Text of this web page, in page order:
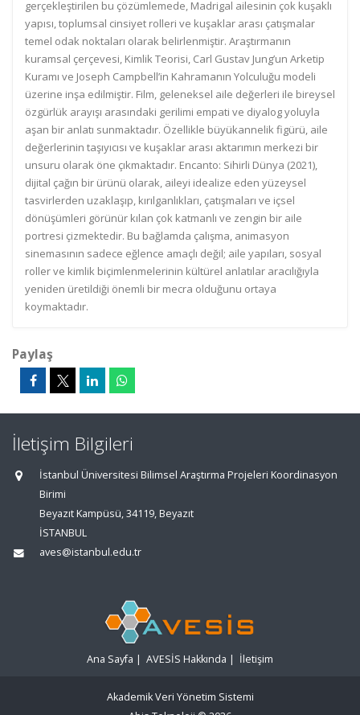
gerçekleştirilen bu çözümlemede, Madrigal ailesinin çok kuşaklı
yapısı, toplumsal cinsiyet rolleri ve kuşaklar arası çatışmalar
temel odak noktaları olarak belirlenmiştir. Araştırmanın
kuramsal çerçevesi, Kimlik Teorisi, Carl Gustav Jung’un Arketip
Kuramı ve Joseph Campbell’in Kahramanın Yolculuğu modeli
üzerine inşa edilmiştir. Film, geleneksel aile değerleri ile bireysel
özgürlük arayışı arasındaki gerilimi empati ve diyalog yoluyla
aşan bir anlatı sunmaktadır. Özellikle büyükannelik figürü, aile
değerlerinin taşıyıcısı ve kuşaklar arası aktarımın merkezi bir
unsuru olarak öne çıkmaktadır. Encanto: Sihirli Dünya (2021),
dijital çağın bir ürünü olarak, aileyi idealize eden yüzeysel
tasvirlerden uzaklaşıp, kırılganlıkları, çatışmaları ve içsel
dönüşümleri görünür kılan çok katmanlı ve zengin bir aile
portresi çizmektedir. Bu bağlamda çalışma, animasyon
sinemasının sadece eğlence amaçlı değil; aile yapıları, sosyal
roller ve kimlik biçimlenmelerinin kültürel anlatılar aracılığıyla
yeniden üretildiği önemli bir mecra olduğunu ortaya
koymaktadır.
Paylaş
İletişim Bilgileri
İstanbul Üniversitesi Bilimsel Araştırma Projeleri Koordinasyon
Birimi
Beyazıt Kampüsü, 34119, Beyazıt
İSTANBUL
aves@istanbul.edu.tr
Ana Sayfa | AVESİS Hakkında | İletişim
Akademik Veri Yönetim Sistemi